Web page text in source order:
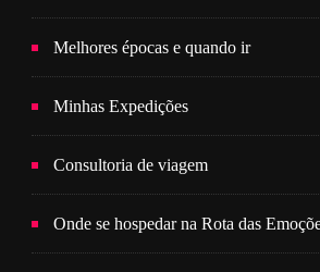
Melhores épocas e quando ir
Minhas Expedições
Consultoria de viagem
Onde se hospedar na Rota das